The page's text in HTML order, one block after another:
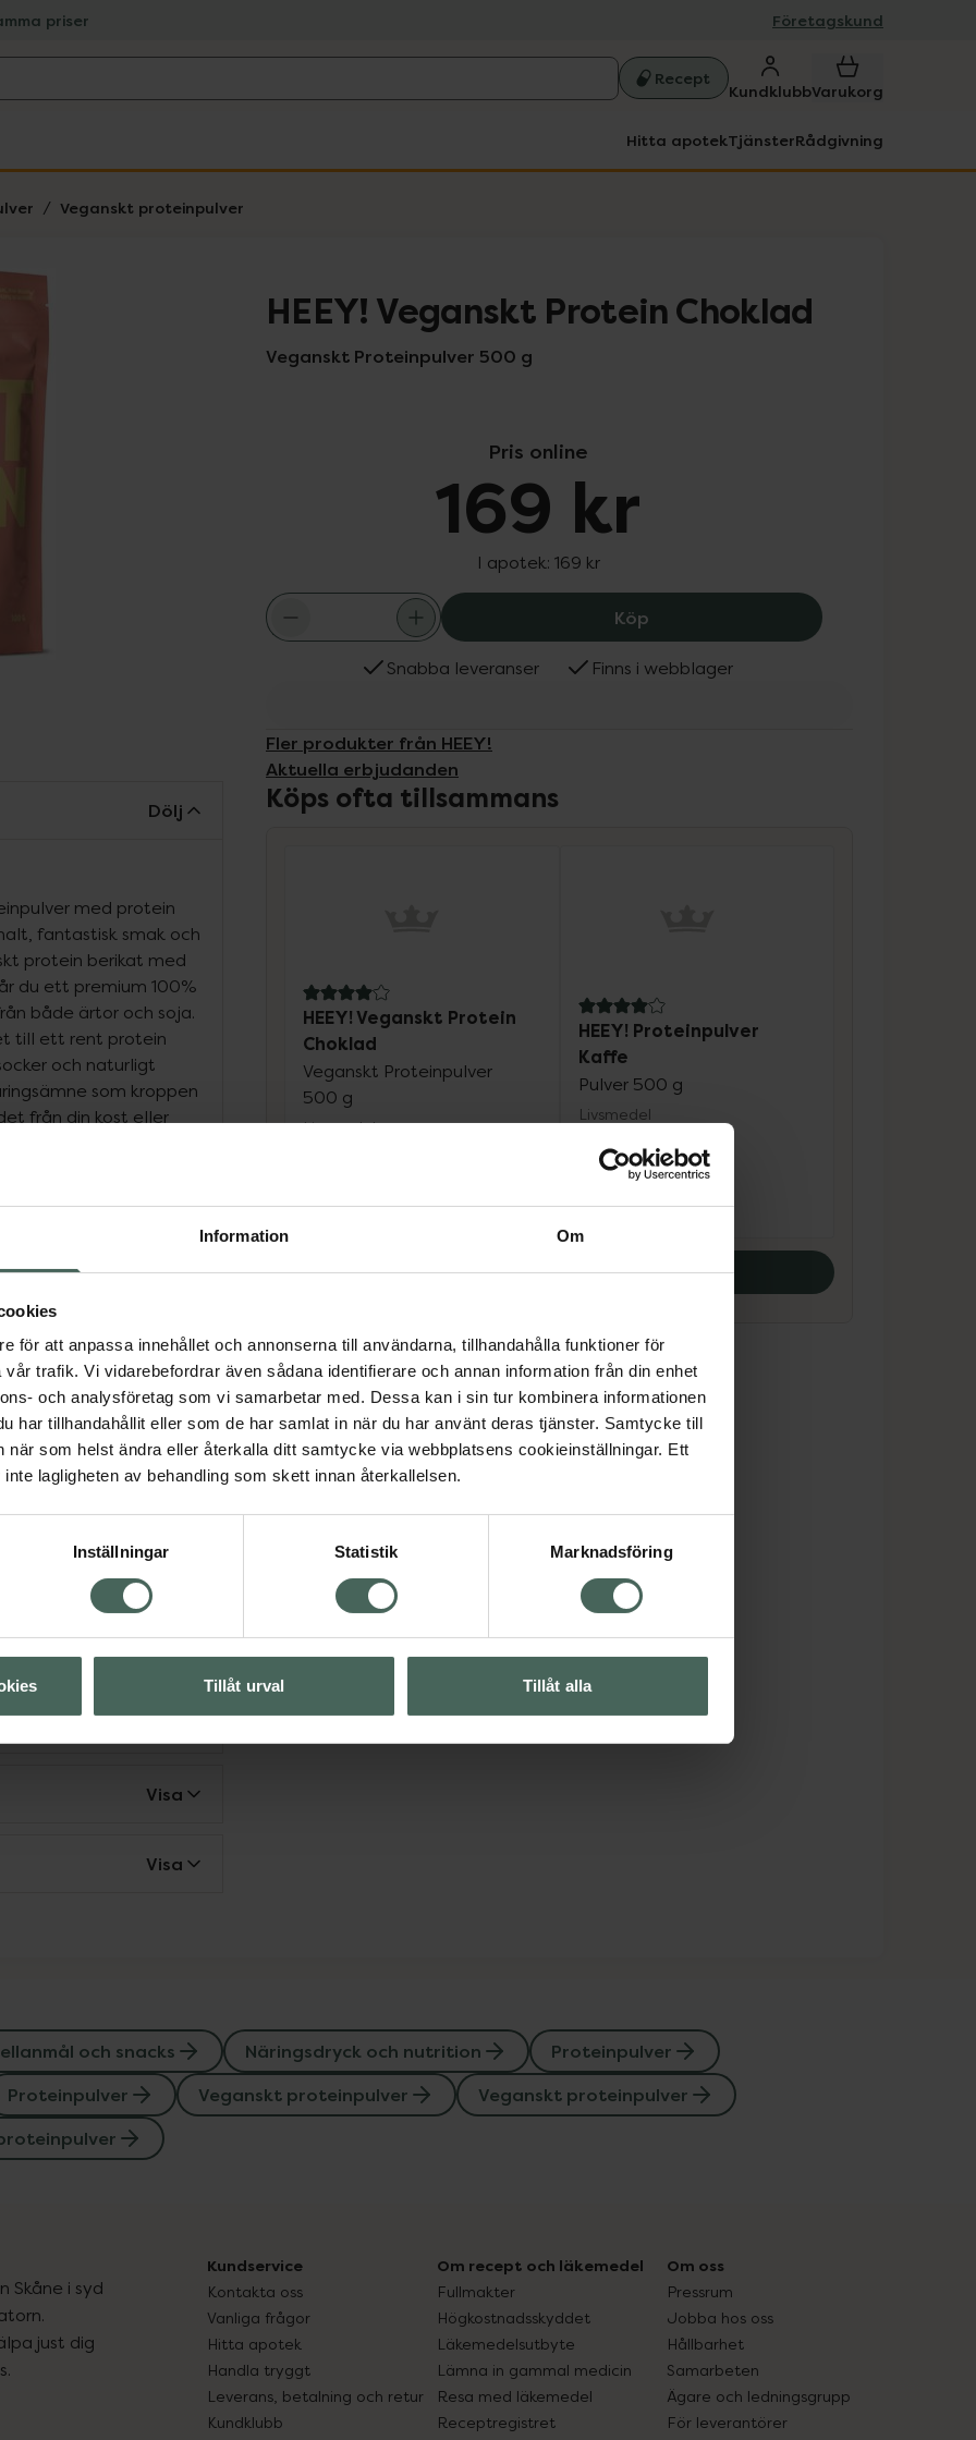
Information Om
för att anpassa innehållet och annonserna till användarna, tillhandahålla funktioner för
trafik. Vi vidarebefordrar även sådana identifierare och annan information från din enhet
och analysföretag som vi samarbetar med. Dessa kan i sin tur kombinera informationen
har tillhandahållit eller som de har samlat in när du har använt deras tjänster. Samtycke till
när som helst ändra eller återkalla ditt samtycke via webbplatsens cookieinställningar. Ett
lagligheten av behandling som skett innan återkallelsen.
Inställningar Statistik Marknadsföring
Tillåt urval Tillåt alla
priser Företagskund
Recept
KundklubbVarukorg
Hitta apotekTjänsterRådgivning
Veganskt proteinpulver
HEEY! Veganskt Protein Choklad
Veganskt Proteinpulver 500 g
Pris online
169 kr
I apotek: 169 kr
Köp HEEY! Veganskt Protein Choklad,
Snabba leveranser Finns i webblager
Fler produkter från HEEY!
Aktuella erbjudanden
Köps ofta tillsammans
4 av 5 i omdöme
HEEY! Veganskt Protein
Choklad
Veganskt Proteinpulver
500 g
Livsmedel
169 kr
4 av 5 i omdöme
HEEY! Proteinpulver
Kaffe
Pulver 500 g
Livsmedel
Pris online
338 kr Köp båda
Dölj
med protein
fantastisk smak och
protein berikat med
du ett premium 100%
både ärtor och soja.
till ett rent protein
och naturligt
som kroppen
från din kost eller
vid
näringskälla som
Det finns många
dig som letar efter ett
val. Detta är ett
olika proteinkällor i en
under
Proteinpulver
Visa
Visa
och snacks Näringsdryck och nutrition
Proteinpulver
Proteinpulver Veganskt proteinpulver
Veganskt proteinpulver
Skåne i syd
just dig
Kundservice
Kontakta oss
Vanliga frågor
Hitta apotek
Handla tryggt
Leverans, betalning och retur
Kundklubb
Om recept och läkemedel
Fullmakter
Högkostnadsskyddet
Läkemedelsutbyte
Lämna in gammal medicin
Resa med läkemedel
Receptregistret
Om oss
Pressrum
Jobba hos oss
Hållbarhet
Samarbeten
Ägare och ledningsgrupp
För leverantörer